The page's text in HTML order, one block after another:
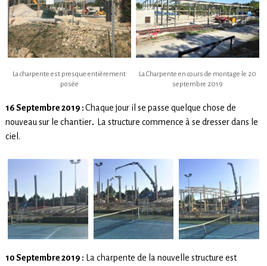
La charpente est presque entièrement
posée
La Charpente en cours de montage le 20
septembre 2019
16 Septembre 2019 :Chaque jour il se passe quelque chose de
nouveau sur le chantier.
La structure commence à se dresser dans le
ciel.
10 Septembre 2019 : La charpente de la nouvelle structure est